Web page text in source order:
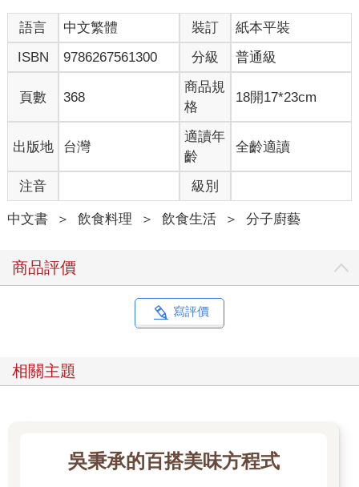
之賜，如今我們得以攝取的植物種類之多，可謂盛況空前。這是
自然和人類合作創造出的迷人遺產，並且還在不斷演化，而現在
正是一探究竟的成熟時機。
本章會概要介紹我們攝取的植物性食物。由於植物種類繁多，因
此某些特定的蔬、果、香草與香料，會留待後續幾章來處理。種
子類食品（穀物、莢果、堅果）的性質較為獨特，因此擺在第9章
植物為何風味濃郁、效用強烈
動物還能借助運動能力來逃避敵害，或拚搏求生，以免變成其他
動物身上的肉。那麼固定不動的植物呢？植物不能移動，卻能藉
由高強的化學合成本領來彌補這項缺失。這群煉丹大師能產生好
幾千種風味濃烈、有時還帶有毒性的警示訊號，讓細菌、真菌、
物質，如芥菜籽油和辣椒的辣椒素、洋蔥所含的催淚物質；帶苦
味的毒性生物鹼，如咖啡所含的咖啡因、馬鈴薯所含的茄鹼；氰
過程的幾種物質，包括帶澀味的收歛性韖酸，以及消化酶抑制成
的昆蟲屍骸？這是因為動物學會了辨識、避開有潛在危害的植
物。動物藉由嗅覺和味覺，能偵測濃度非常稀薄的化學化合物。
毒性的植物。樹袋熊（澳洲無尾熊）能吃尤加利樹葉，大樺斑蝶
幼蟲則能吃馬利筋。人類也發明了自己的解毒妙法，包括植物的
語言 中文繁體 裝訂
紙本平裝
ISBN
9786267561300 分級 普通級
頁數 368
商品規
格
18開17*23cm
出版地 台灣
適讀年
齡
全齡適讀
注音 級別
中文書 ＞ 飲食料理 ＞ 飲食生活 ＞ 分子廚藝
商品評價
寫評價
相關主題
吳秉承的百搭美味方程式